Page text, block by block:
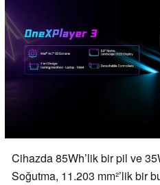
Cihazda 85Wh’lik bir pil ve
Soğutma, 11.203 mm²’lik bir